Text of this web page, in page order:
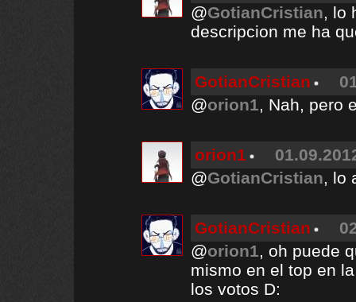
@GotianCristian, lo
descripcion me ha
GotianCristian
@orion1, Nah, pero
orion1
@GotianCristian, lo
GotianCristian
@orion1, oh puede
mismo en el top en
los votos D: